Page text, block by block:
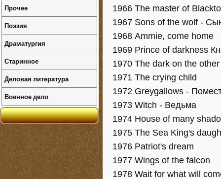
1966 The master of
1967 Sons of the wolf -
1968 Ammie, come home
1969 Prince of darkness
1970 The dark on the
1971 The crying child
1972 Greygallows -
1973 Witch - Ведьма
1974 House of many
1975 The Sea King's
1976 Patriot's dream
1977 Wings of the falcon
1978 Wait for what will
Прочее
Поэзия
Драматургия
Старинное
Деловая литература
Военное дело